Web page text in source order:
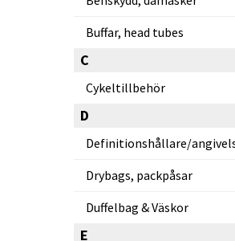
Buffar, head tubes
C
Cykeltillbehör
D
Definitionshållare/
Drybags, packpåsar
Duffelbag & Väskor
E
Lupine Charger-One laddare